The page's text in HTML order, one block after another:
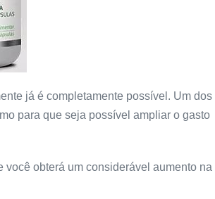
já é completamente possível. Um dos
para que seja possível ampliar o gasto
obterá um considerável aumento na